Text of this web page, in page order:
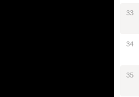
33
34
35